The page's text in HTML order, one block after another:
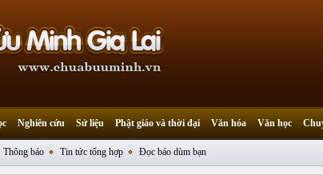
Thông báo Tin tức tổng hợp Đọc báo dùm bạn
Nghiên cứu Sử liệu Phật giáo và thời đại Văn hóa Văn học